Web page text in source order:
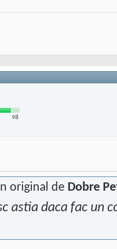
98
original de Dobre
astia daca fac un